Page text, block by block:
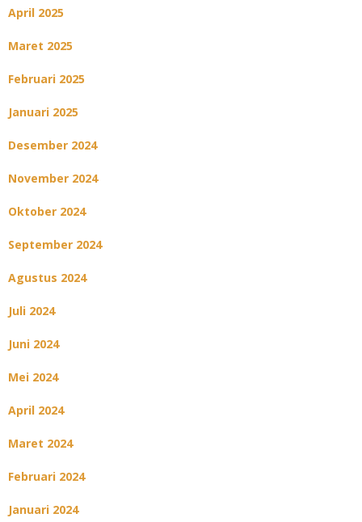
April 2025
Maret 2025
Februari 2025
Januari 2025
Desember 2024
November 2024
Oktober 2024
September 2024
Agustus 2024
Juli 2024
Juni 2024
Mei 2024
April 2024
Maret 2024
Februari 2024
Januari 2024